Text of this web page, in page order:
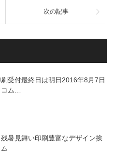
次の記事
受付最終日は明日2016年8月7日
ム…
暑見舞い印刷豊富なデザイン挨